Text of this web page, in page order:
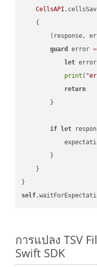
CellsAPI
    {
(response,
guard
error
let
print (
return
        }
if let
        }
    }
self
การแปลง TSV
Swift SDK